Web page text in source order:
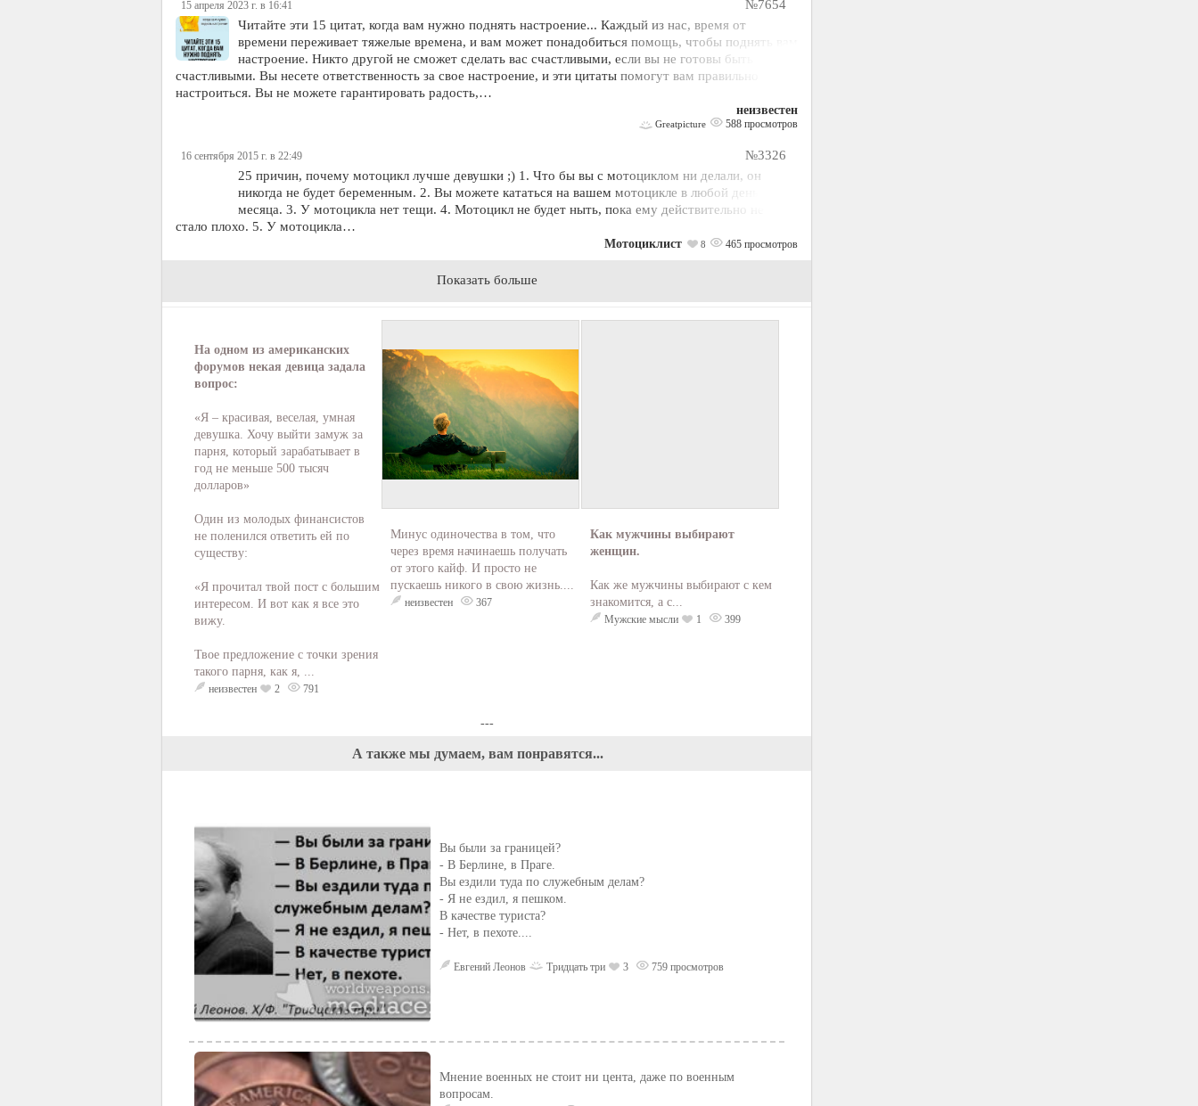
15 апреля 2023 г. в 16:41
№7654
Читайте эти 15 цитат, когда вам нужно поднять настроение... Каждый из нас, время от
времени переживает тяжелые времена, и вам может понадобиться помощь, чтобы поднять вам
настроение. Никто другой не сможет сделать вас счастливыми, если вы не готовы быть
счастливыми. Вы несете ответственность за свое настроение, и эти цитаты помогут вам правильно
настроиться. Вы не можете гарантировать радость,…
неизвестен
Greatpicture 588 просмотров
16 сентября 2015 г. в 22:49
№3326
25 причин, почему мотоцикл лучше девушки ;) 1. Что бы вы с мотоциклом ни делали, он
никогда не будет беременным. 2. Вы можете кататься на вашем мотоцикле в любой день
месяца. 3. У мотоцикла нет тещи. 4. Мотоцикл не будет ныть, пока ему действительно не
стало плохо. 5. У мотоцикла…
Мотоциклист 8 465 просмотров
Показать больше
На одном из американских
форумов некая девица задала
вопрос:
«Я – красивая, веселая, умная
девушка. Хочу выйти замуж за
парня, который зарабатывает в
год не меньше 500 тысяч
долларов»
Один из молодых финансистов
не поленился ответить ей по
существу:
«Я прочитал твой пост с большим
интересом. И вот как я все это
вижу.
Твое предложение с точки зрения
такого парня, как я, ...
неизвестен 2 791
Минус одиночества в том, что
через время начинаешь получать
от этого кайф. И просто не
пускаешь никого в свою жизнь....
неизвестен 367
Как мужчины выбирают
женщин.
Как же мужчины выбирают с кем
знакомится, а с...
Мужские мысли 1 399
---
А также мы думаем, вам понравятся...
Вы были за границей?
- В Берлине, в Праге.
Вы ездили туда по служебным делам?
- Я не ездил, я пешком.
В качестве туриста?
- Нет, в пехоте....
Евгений Леонов Тридцать три 3 759 просмотров
Мнение военных не стоит ни цента, даже по военным
вопросам.